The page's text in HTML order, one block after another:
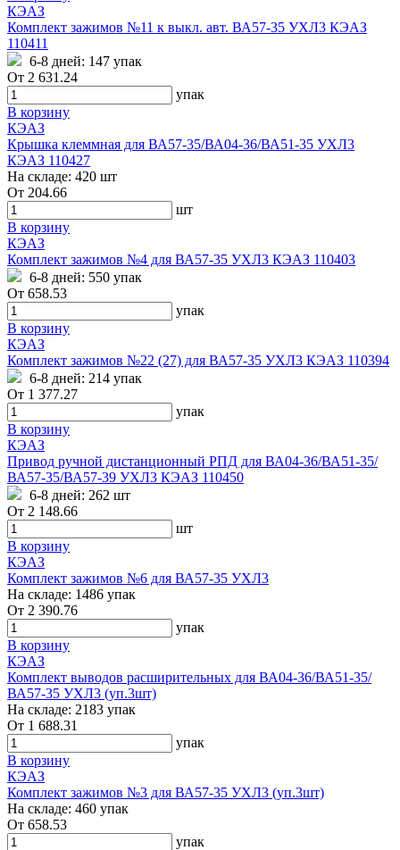
КЭАЗ
Комплект зажимов №11 к выкл. авт. ВА57-35 УХЛ3 КЭАЗ
110411
6-8 дней: 147 упак
От 2 631.24
упак
В корзину
КЭАЗ
Крышка клеммная для ВА57-35/ВА04-36/ВА51-35 УХЛ3
КЭАЗ 110427
На складе: 420 шт
От 204.66
шт
В корзину
КЭАЗ
Комплект зажимов №4 для ВА57-35 УХЛ3 КЭАЗ 110403
6-8 дней: 550 упак
От 658.53
упак
В корзину
КЭАЗ
Комплект зажимов №22 (27) для ВА57-35 УХЛ3 КЭАЗ 110394
6-8 дней: 214 упак
От 1 377.27
упак
В корзину
КЭАЗ
Привод ручной дистанционный РПД для ВА04-36/ВА51-35/
ВА57-35/ВА57-39 УХЛ3 КЭАЗ 110450
6-8 дней: 262 шт
От 2 148.66
шт
В корзину
КЭАЗ
Комплект зажимов №6 для ВА57-35 УХЛ3
На складе: 1486 упак
От 2 390.76
упак
В корзину
КЭАЗ
Комплект выводов расширительных для ВА04-36/ВА51-35/
ВА57-35 УХЛ3 (уп.3шт)
На складе: 2183 упак
От 1 688.31
упак
В корзину
КЭАЗ
Комплект зажимов №3 для ВА57-35 УХЛ3 (уп.3шт)
На складе: 460 упак
От 658.53
упак